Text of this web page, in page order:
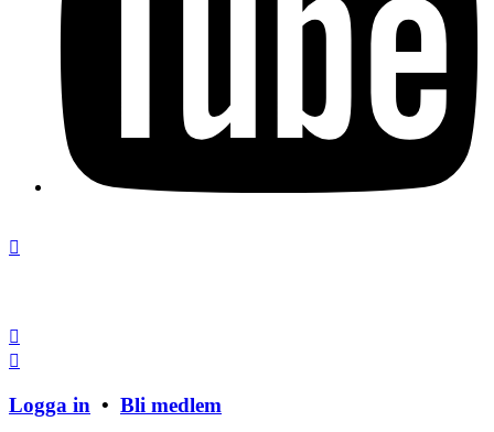
Logga in • Bli medlem